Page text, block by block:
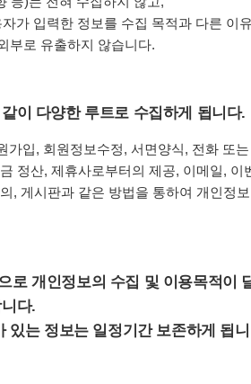
가 입력한 정보를 수집 목적과 다른 이
부로 유출하지 않습니다.
이 다양한 루트로 수집하게 됩니다.
가입, 회원정보수정, 서면양식, 전화 또는
정산, 제휴사로부터의 제공, 이메일, 이
, 게시판과 같은 방법을 통하여 개인정보
로 개인정보의 수집 및 이용목적이
다.
있는 정보는 일정기간 보존하게 됩니